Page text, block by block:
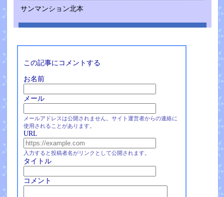
サンマンション北本
この記事にコメントする
お名前
メール
メールアドレスは公開されません。サイト運営者からの連絡に
使用されることがあります。
URL
入力すると投稿者名がリンクとして公開されます。
タイトル
コメント